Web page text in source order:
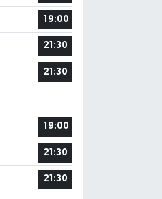
19:00
21:30
21:30
19:00
21:30
21:30